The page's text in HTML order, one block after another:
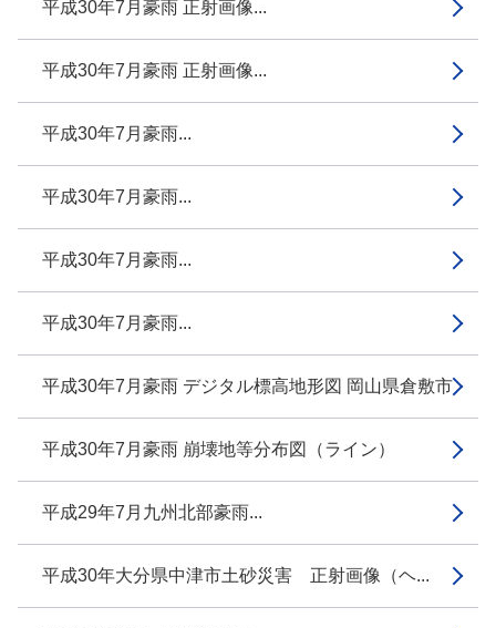
平成30年7月豪雨 正射画像...
平成30年7月豪雨 正射画像...
平成30年7月豪雨...
平成30年7月豪雨...
平成30年7月豪雨...
平成30年7月豪雨...
平成30年7月豪雨 デジタル標高地形図 岡山県倉敷市
平成30年7月豪雨 崩壊地等分布図（ライン）
平成29年7月九州北部豪雨...
平成30年大分県中津市土砂災害 正射画像（ヘ...